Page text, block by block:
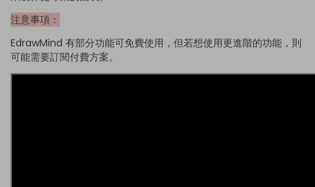
注意事項：
EdrawMind 有部分功能可免費使用，但若想使用更進階的功能，則
可能需要訂閱付費方案。